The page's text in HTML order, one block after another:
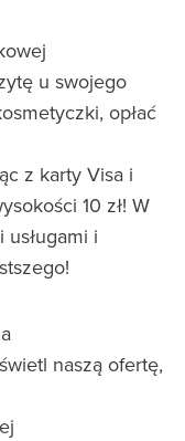
u swojego
opłać
z karty Visa i
10 zł! W
i
naszą ofertę,